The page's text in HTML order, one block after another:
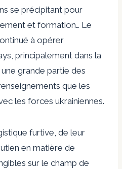
se précipitant pour
et formation… Le
à opérer
principalement dans la
grande partie des
que les
les forces ukrainiennes.
furtive, de leur
en matière de
sur le champ de